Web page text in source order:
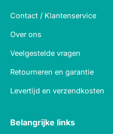
Contact / Klantenservice
Over ons
Veelgestelde vragen
Retourneren en garantie
Levertijd en verzendkosten
Belangrijke links